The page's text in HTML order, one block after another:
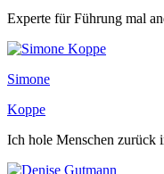
Experte für Führung mal
Simone
Koppe
Ich hole Menschen zurück